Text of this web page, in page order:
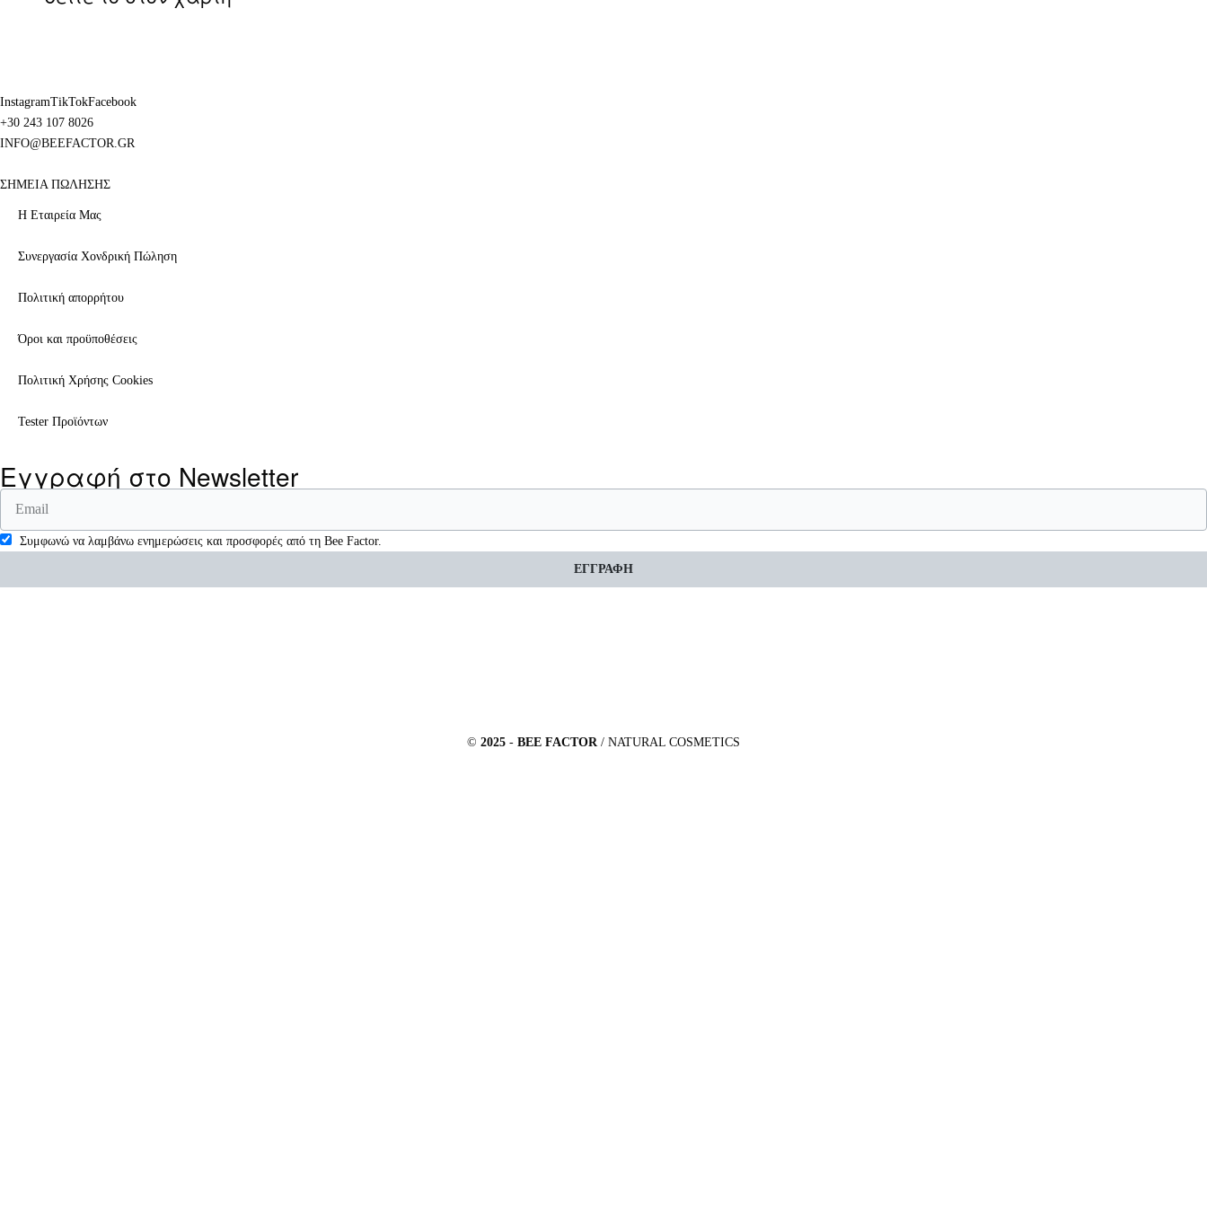
InstagramTikTokFacebook
+30 243 107 8026
INFO@BEEFACTOR.GR
ΣΗΜΕΙΑ ΠΩΛΗΣΗΣ
Η Εταιρεία Μας
Συνεργασία Χονδρική Πώληση
Πολιτική απορρήτου
Όροι και προϋποθέσεις
Πολιτική Χρήσης Cookies
Tester Προϊόντων
Εγγραφή στο Newsletter
Συμφωνώ να λαμβάνω ενημερώσεις και προσφορές από τη Bee Factor.
ΕΓΓΡΑΦΗ
© 2025 - BEE FACTOR / NATURAL COSMETICS